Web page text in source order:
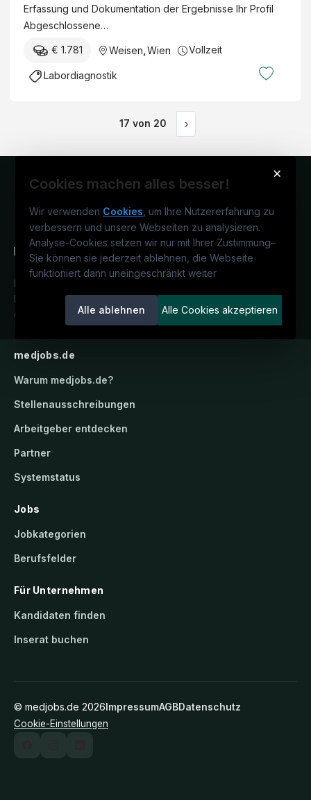
Erfassung und Dokumentation der Ergebnisse Ihr Profil
Abgeschlossene…
€ 1.781 Weisen Wien Vollzeit
Labordiagnostik
17 von 20 ›
×
Cookies machen alles besser!
Wir verwenden Cookies , um Ihre Nutzererfahrung zu
verbessern und unsere Webseiten zu analysieren.
Analyse-Cookies setzen wir nur mit Ihrer Zustimmung–
Sie können sie jederzeit ablehnen, die Webseite
funktioniert dann uneingeschränkt weiter
Alle ablehnen Alle Cookies akzeptieren
Deutschlands medizinisches
Karriereportal.Ein Service der
candidatis GmbH.
medjobs.de
Warum medjobs.de?
Stellenausschreibungen
Arbeitgeber entdecken
Partner
Systemstatus
Jobs
Jobkategorien
Berufsfelder
Für Unternehmen
Kandidaten finden
Inserat buchen
© medjobs.de 2026ImpressumAGBDatenschutz
Cookie-Einstellungen